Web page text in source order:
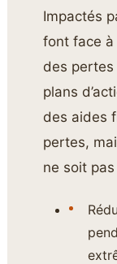
Impactés
font face à
des pertes
plans
des aides
pertes,
ne soit